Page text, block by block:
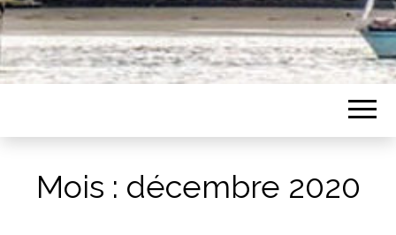
D'ARCACHON,
PATRIMOINE
NAVAL ET
PLAISANCE
Mois : décembre 2020